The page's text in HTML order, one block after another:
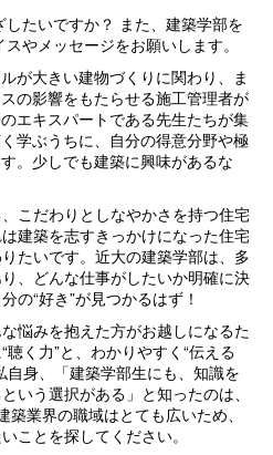
たいですか？ また、建築学部を
やメッセージをお願いします。
が大きい建物づくりに関わり、ま
の影響をもたらせる施工管理者が
エキスパートである先生たちが集
学ぶうちに、自分の得意分野や極
。少しでも建築に興味があるな
こだわりとしなやかさを持つ住宅
建築を志すきっかけになった住宅
たいです。近大の建築学部は、多
、どんな仕事がしたいか明確に決
の“好き”が見つかるはず！
悩みを抱えた方がお越しになるた
く力”と、わかりやすく“伝える
自身、「建築学部生にも、知識を
いう選択がある」と知ったのは、
業界の職域はとても広いため、
ことを探してください。